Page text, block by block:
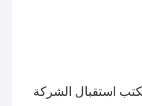
استقبال الشركة